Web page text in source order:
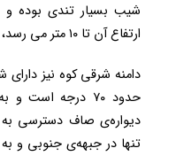
شیب بسیار تندی بوده و
ارتفاع آن تا ۱۰ متر می رسد، ختم می شود.
دامنه‌ شرقی کوه نیز
حدود ۷۰ درجه
دیواره‌ی صاف دسترسی به
تنها در جبهه‌ی جنوبی